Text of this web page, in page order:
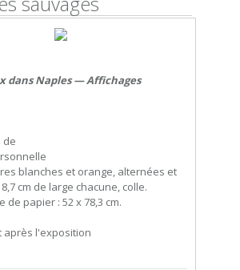
dans Naples — Affichages
de
blanches et orange, alternées et
cm de large chacune, colle.
de papier : 52 x 78,3 cm.
après l'exposition